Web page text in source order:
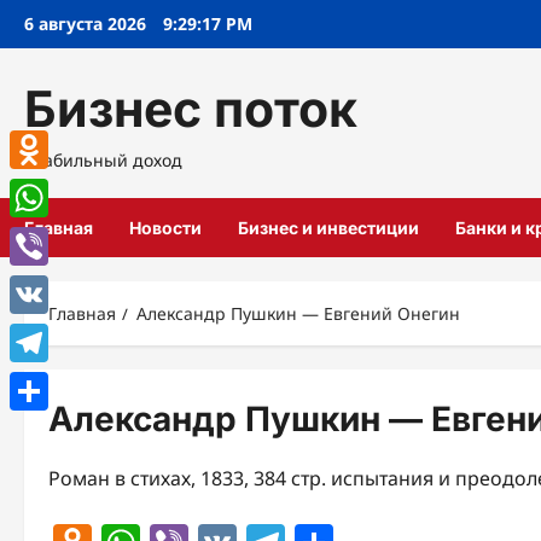
Перейти
6 августа 2026 9:29:17 PM
Бизнес поток
Стабильный доход
Главная Новости Бизнес и инвестиции Банки и
Главная Александр Пушкин — Евгений Онегин
Александр Пушкин —
Роман в стихах, 1833, 384 стр. испытания и
Odnoklassniki
WhatsApp
Viber
VK
Telegram
Отправить